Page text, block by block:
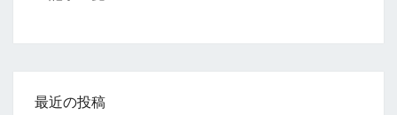
最近の投稿